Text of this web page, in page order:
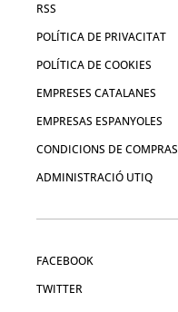
RSS
POLÍTICA DE PRIVACITAT
POLÍTICA DE COOKIES
EMPRESES CATALANES
EMPRESAS ESPANYOLES
CONDICIONS DE COMPRAS
ADMINISTRACIÓ UTIQ
FACEBOOK
TWITTER